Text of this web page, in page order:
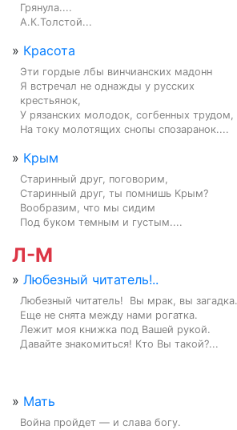
Грянула....
А.К.Толстой...
» Красота
Эти гордые лбы винчианских мадонн
Я встречал не однажды у русских
крестьянок,
У рязанских молодок, согбенных трудом,
На току молотящих снопы спозаранок....
» Крым
Старинный друг, поговорим,
Старинный друг, ты помнишь Крым?
Вообразим, что мы сидим
Под буком темным и густым....
Л-М
» Любезный читатель!..
Любезный читатель!  Вы мрак, вы загадка.
Еще не снята между нами рогатка.
Лежит моя книжка под Вашей рукой.
Давайте знакомиться! Кто Вы такой?...
» Мать
Война пройдет — и слава богу.